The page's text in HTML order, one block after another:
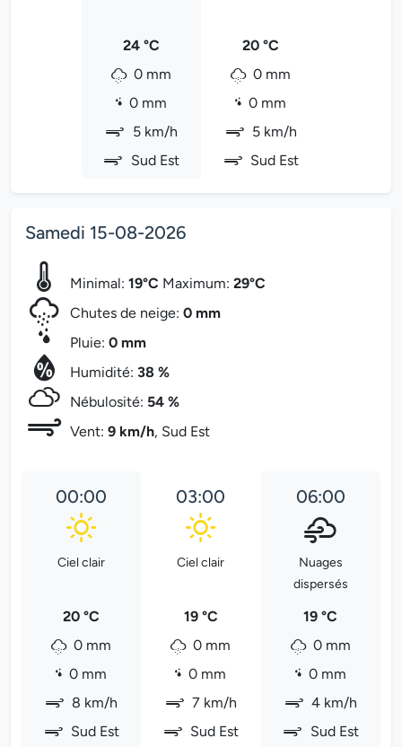
24 °C
0 mm
0 mm
5 km/h
Sud Est
20 °C
0 mm
0 mm
5 km/h
Sud Est
Samedi 15-08-2026
Minimal: 19°C Maximum: 29°C
Chutes de neige: 0 mm
Pluie: 0 mm
Humidité: 38 %
Nébulosité: 54 %
Vent: 9 km/h, Sud Est
00:00
Ciel clair
20 °C
0 mm
0 mm
8 km/h
Sud Est
03:00
Ciel clair
19 °C
0 mm
0 mm
7 km/h
Sud Est
06:00
Nuages
dispersés
19 °C
0 mm
0 mm
4 km/h
Sud Est